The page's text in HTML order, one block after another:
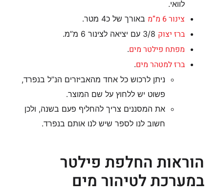
לוואי.
צינור 6 מ”מ באורך של כ4 מטר.
ברז יצוק
מפתח פילטר מים.
ברז למטהר מים.
ניתן לרכוש כל אחד מהאביזרים הנ”ל בנפרד,
פשוט יש ללחוץ על שם המוצר.
את המסננים צריך להחליף פעם בשנה, ולכן
חשוב לנו לספר שיש לנו אותם בנפרד.
הוראות החלפת פילטר
במערכת לטיהור מים